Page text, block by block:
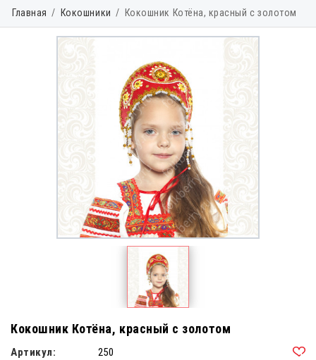
Главная Кокошники Кокошник Котёна, красный с золотом
Кокошник Котёна, красный с золотом
Артикул:
250